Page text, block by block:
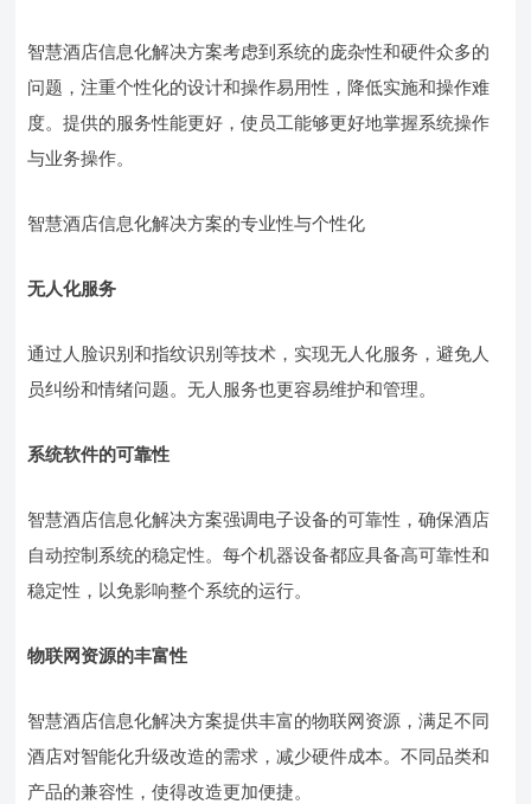
智慧酒店信息化解决方案考虑到系统的庞杂性和硬件众多的
问题，注重个性化的设计和操作易用性，降低实施和操作难
度。提供的服务性能更好，使员工能够更好地掌握系统操作
与业务操作。
智慧酒店信息化解决方案的专业性与个性化
无人化服务
通过人脸识别和指纹识别等技术，实现无人化服务，避免人
员纠纷和情绪问题。无人服务也更容易维护和管理。
系统软件的可靠性
智慧酒店信息化解决方案强调电子设备的可靠性，确保酒店
自动控制系统的稳定性。每个机器设备都应具备高可靠性和
稳定性，以免影响整个系统的运行。
物联网资源的丰富性
智慧酒店信息化解决方案提供丰富的物联网资源，满足不同
酒店对智能化升级改造的需求，减少硬件成本。不同品类和
产品的兼容性，使得改造更加便捷。